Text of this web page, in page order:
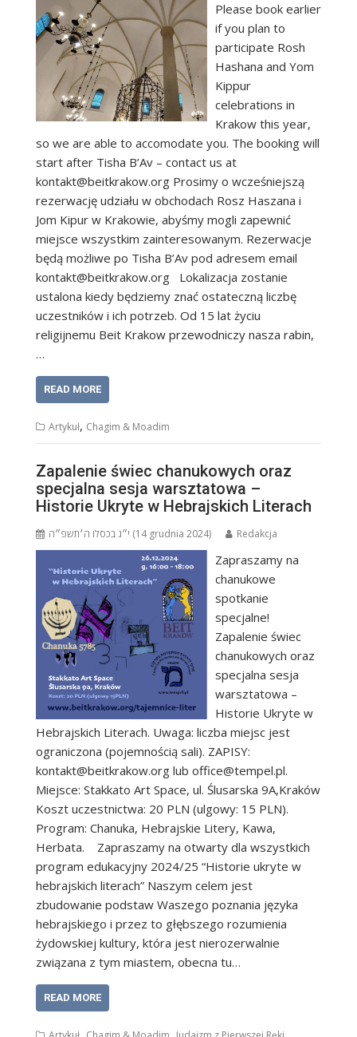
Please book earlier
if you plan to
participate Rosh
Hashana and Yom
Kippur
celebrations in
Krakow this year,
so we are able to accomodate you. The booking will
start after Tisha B’Av – contact us at
kontakt@beitkrakow.org Prosimy o wcześniejszą
rezerwację udziału w obchodach Rosz Haszana i
Jom Kipur w Krakowie, abyśmy mogli zapewnić
miejsce wszystkim zainteresowanym. Rezerwacje
będą możliwe po Tisha B’Av pod adresem email
kontakt@beitkrakow.org Lokalizacja zostanie
ustalona kiedy będziemy znać ostateczną liczbę
uczestników i ich potrzeb. Od 15 lat życiu
religijnemu Beit Krakow przewodniczy nasza rabin,
…
READ MORE
Artykuł, Chagim & Moadim
Zapalenie świec chanukowych oraz
specjalna sesja warsztatowa –
Historie Ukryte w Hebrajskich Literach
י״ג בכסלו ה׳תשפ״ה (14 grudnia 2024) Redakcja
Zapraszamy na
chanukowe
spotkanie
specjalne!
Zapalenie świec
chanukowych oraz
specjalna sesja
warsztatowa –
Historie Ukryte w
Hebrajskich Literach. Uwaga: liczba miejsc jest
ograniczona (pojemnością sali). ZAPISY:
kontakt@beitkrakow.org lub office@tempel.pl.
Miejsce: Stakkato Art Space, ul. Ślusarska 9A,Kraków
Koszt uczestnictwa: 20 PLN (ulgowy: 15 PLN).
Program: Chanuka, Hebrajskie Litery, Kawa,
Herbata. Zapraszamy na otwarty dla wszystkich
program edukacyjny 2024/25 “Historie ukryte w
hebrajskich literach” Naszym celem jest
zbudowanie podstaw Waszego poznania języka
hebrajskiego i przez to głębszego rozumienia
żydowskiej kultury, która jest nierozerwalnie
związana z tym miastem, obecna tu…
READ MORE
, , ,